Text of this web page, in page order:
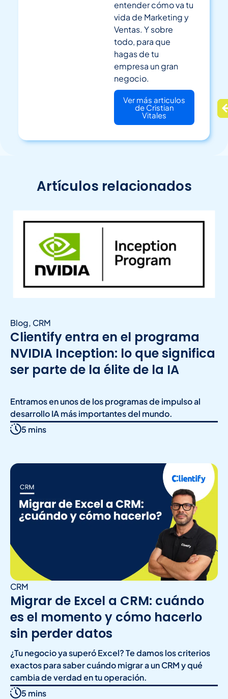
entender cómo va tu
vida de Marketing y
Ventas. Y sobre
todo, para que
hagas de tu
empresa un gran
negocio.
Ver más articulos
de Cristian
Vitales
Artículos relacionados
Blog, CRM
Clientify entra en el programa
NVIDIA Inception: lo que significa
ser parte de la élite de la IA
Entramos en unos de los programas de impulso al
desarrollo IA más importantes del mundo.
5 mins
CRM
Migrar de Excel a CRM: cuándo
es el momento y cómo hacerlo
sin perder datos
¿Tu negocio ya superó Excel? Te damos los criterios
exactos para saber cuándo migrar a un CRM y qué
cambia de verdad en tu operación.
5 mins